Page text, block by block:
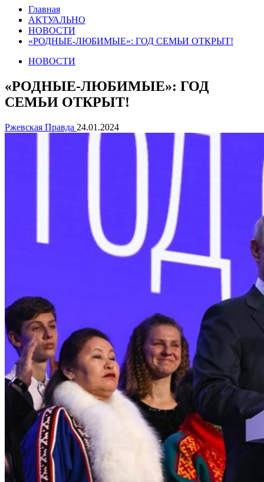
Главная
АКТУАЛЬНО
НОВОСТИ
«РОДНЫЕ-ЛЮБИМЫЕ»: ГОД СЕМЬИ ОТКРЫТ!
НОВОСТИ
«РОДНЫЕ-ЛЮБИМЫЕ»: ГОД
СЕМЬИ ОТКРЫТ!
Ржевская Правда 24.01.2024